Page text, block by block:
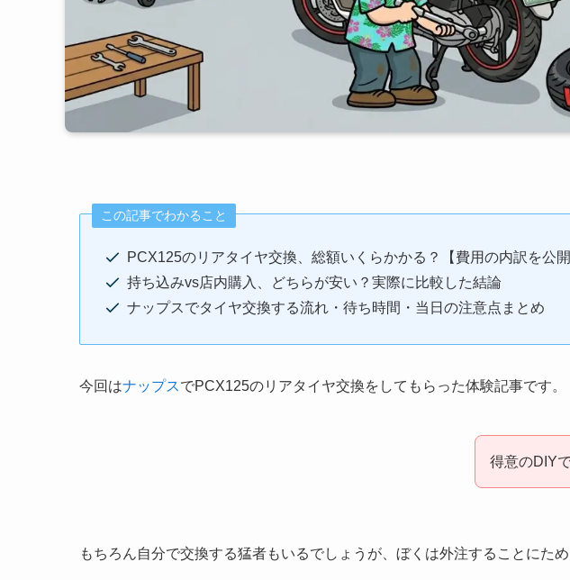
この記事でわかること
PCX125のリアタイヤ交換、総額いくらかかる？【費用の内訳を公開
持ち込みvs店内購入、どちらが安い？実際に比較した結論
ナップスでタイヤ交換する流れ・待ち時間・当日の注意点まとめ
今回はナップスでPCX125のリアタイヤ交換をしてもらった体験記事です。
得意のDIY
もちろん自分で交換する猛者もいるでしょうが、ぼくは外注することにため